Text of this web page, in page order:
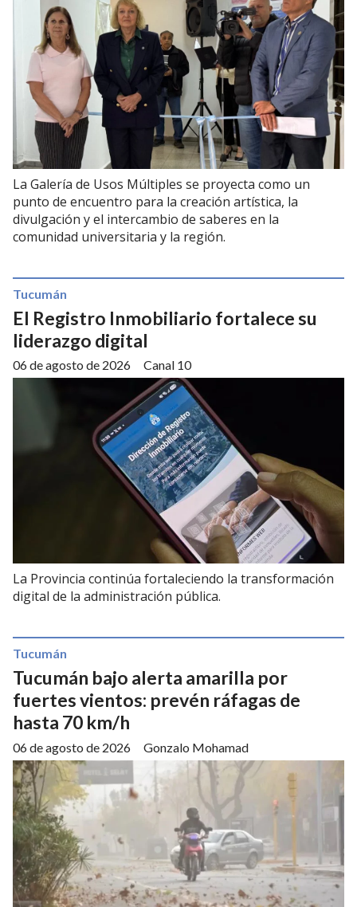
La Galería de Usos Múltiples se proyecta como un
punto de encuentro para la creación artística, la
divulgación y el intercambio de saberes en la
comunidad universitaria y la región.
El Registro Inmobiliario fortalece su
liderazgo digital
Canal 10
Tucumán
06 de agosto de 2026
La Provincia continúa fortaleciendo la transformación
digital de la administración pública.
Tucumán bajo alerta amarilla por
fuertes vientos: prevén ráfagas de
hasta 70 km/h
Gonzalo Mohamad
Tucumán
06 de agosto de 2026